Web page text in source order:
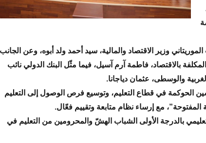
وزير الاقتصاد والمالية، سيد أحمد ولد أبوه، وعن الجانب
المكلفة بالاقتصاد، فاطمة آرم آسيل، فيما مثّل البنك الدولي نائب
والوسطى، عثمان دياجانا.
الحوكمة في قطاع التعليم، وتوسيع فرص الوصول إلى التعليم
مع إرساء نظام متابعة وتقييم فعّال.
بالدرجة الأولى الشباب الهشّ والمحرومين من التعليم في